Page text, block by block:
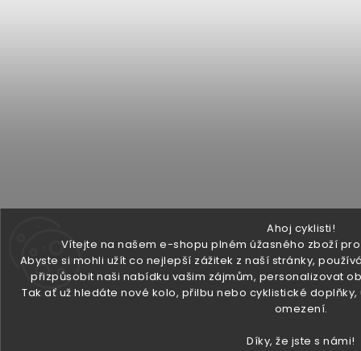
Ahoj cyklisti!
Vítejte na našem e-shopu plném úžasného zboží
Abyste si mohli užít co nejlepší zážitek z naší stránky,
přizpůsobit naši nabídku vašim zájmům, personalizovat
Tak ať už hledáte nové kolo, přilbu nebo cyklistické
omezení.
Díky, že jste s námi!